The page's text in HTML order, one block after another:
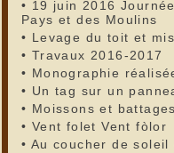
• 19 juin 2016
Pays et des Moulins
• Levage du toit et
• Travaux 2016-2017
• Monographie
• Un tag sur un
• Moissons et
• Vent folet Vent fòlor
• Au coucher de